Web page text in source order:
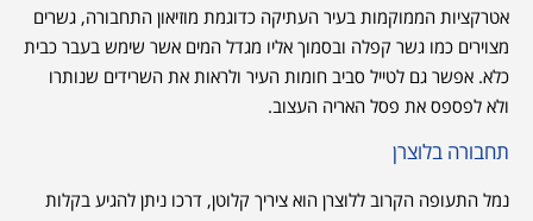
אטרקציות הממוקמות בעיר העתיקה כדוגמת מוזיאון התחבורה, גשרים
מצוירים כמו גשר קפלה ובסמוך אליו מגדל המים אשר שימש בעבר כבית
כלא. אפשר גם לטייל סביב חומות העיר ולראות את השרידים שנותרו
ולא לפספס את פסל האריה העצוב.
תחבורה בלוצרן
נמל התעופה הקרוב ללוצרן הוא ציריך קלוטן, דרכו ניתן להגיע בקלות